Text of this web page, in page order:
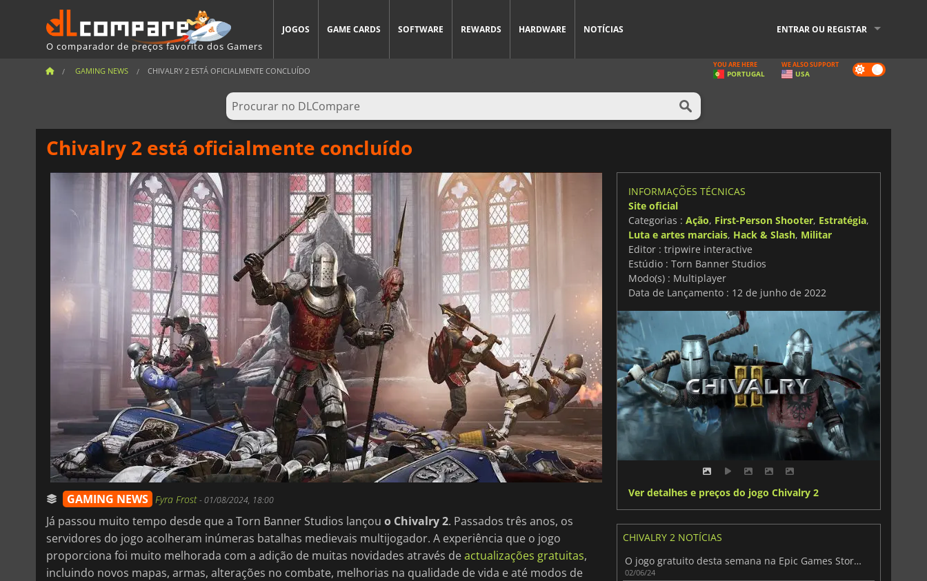
O comparador de preços favorito dos Gamers
JOGOS GAME CARDS SOFTWARE REWARDS HARDWARE NOTÍCIAS ENTRAR OU REGISTAR
GAMING NEWS CHIVALRY 2 ESTÁ OFICIALMENTE CONCLUÍDO Dark
mode
YOU ARE HERE
PORTUGAL
WE ALSO SUPPORT
USA
Chivalry 2 está oficialmente concluído
GAMING NEWS Fyra Frost-01/08/2024, 18:00
Já passou muito tempo desde que a Torn Banner Studios lançou o Chivalry 2. Passados três anos, os
servidores do jogo acolheram inúmeras batalhas medievais multijogador. A experiência que o jogo
proporciona foi muito melhorada com a adição de muitas novidades através deactualizações gratuitas,
incluindo novos mapas, armas, alterações no combate, melhorias na qualidade de vida e até modos de
INFORMAÇÕES TÉCNICAS
Site oficial
Categorias : Ação, First-Person Shooter, Estratégia,
Luta e artes marciais, Hack & Slash, Militar
Editor : tripwire interactive
Estúdio : Torn Banner Studios
Modo(s) : Multiplayer
Data de Lançamento : 12 de junho de 2022
Ver detalhes e preços do jogo Chivalry 2
CHIVALRY 2 NOTÍCIAS
O jogo gratuito desta semana na Epic Games Store é Chivalry II
02/06/24